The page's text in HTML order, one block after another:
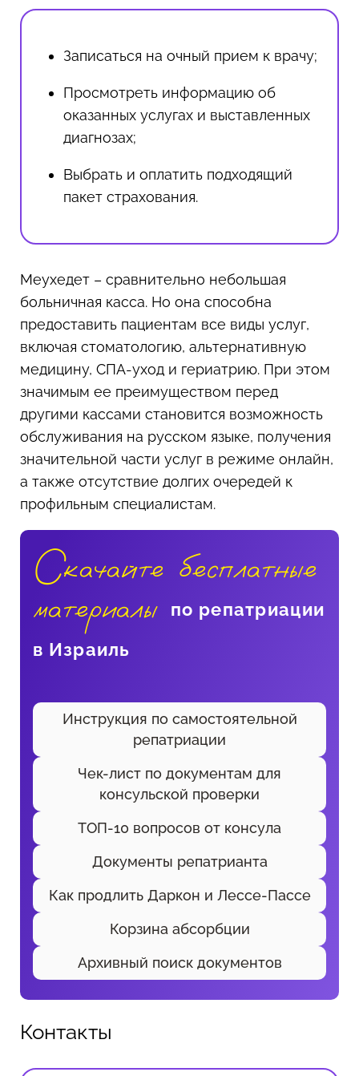
Записаться на очный прием к врачу;
Просмотреть информацию об
оказанных услугах и выставленных
диагнозах;
Выбрать и оплатить подходящий
пакет страхования.
Меухедет – сравнительно небольшая
больничная касса. Но она способна
предоставить пациентам все виды услуг,
включая стоматологию, альтернативную
медицину, СПА-уход и гериатрию. При этом
значимым ее преимуществом перед
другими кассами становится возможность
обслуживания на русском языке, получения
значительной части услуг в режиме онлайн,
а также отсутствие долгих очередей к
профильным специалистам.
Скачайте бесплатные
материалы
по репатриации
в Израиль
Инструкция по самостоятельной
репатриации
Чек-лист по документам для
консульской проверки
ТОП-10 вопросов от консула
Документы репатрианта
Как продлить Даркон и Лессе-Пассе
Корзина абсорбции
Архивный поиск документов
Контакты